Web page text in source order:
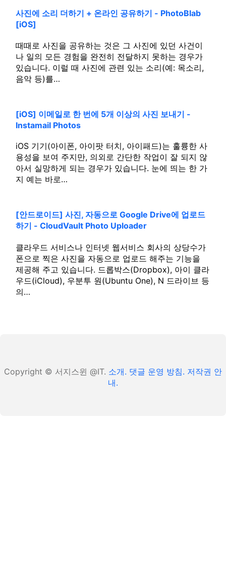
사진에 소리 더하기 + 온라인 공유하기 - PhotoBlab
[iOS]
때때로 사진을 공유하는 것은 그 사진에 있던 사건이
나 일의 모든 경험을 완전히 전달하지 못하는 경우가
있습니다. 이럴 때 사진에 관련 있는 소리(예: 목소리,
음악 등)를…
[iOS] 이메일로 한 번에 5개 이상의 사진 보내기 -
Instamail Photos
iOS 기기(아이폰, 아이팟 터치, 아이패드)는 훌륭한 사
용성을 보여 주지만, 의외로 간단한 작업이 잘 되지 않
아서 실망하게 되는 경우가 있습니다. 눈에 띄는 한 가
지 예는 바로…
[안드로이드] 사진, 자동으로 Google Drive에 업로드
하기 - CloudVault Photo Uploader
클라우드 서비스나 인터넷 웹서비스 회사의 상당수가
폰으로 찍은 사진을 자동으로 업로드 해주는 기능을
제공해 주고 있습니다. 드롭박스(Dropbox), 아이 클라
우드(iCloud), 우분투 원(Ubuntu One), N 드라이브 등
의…
Copyright © 서지스윈 @IT. 소개. 댓글 운영 방침. 저작권 안
내.